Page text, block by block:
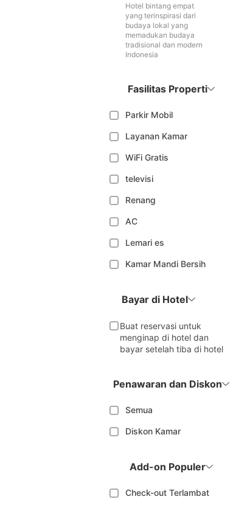
Hotel bintang empat
yang terinspirasi dari
budaya lokal yang
memadukan budaya
tradisional dan modern
Indonesia
Fasilitas Properti
Parkir Mobil
Layanan Kamar
WiFi Gratis
televisi
Renang
AC
Lemari es
Kamar Mandi Bersih
Bayar di Hotel
Buat reservasi untuk
menginap di hotel dan
bayar setelah tiba di hotel
Penawaran dan Diskon
Semua
Diskon Kamar
Add-on Populer
Check-out Terlambat